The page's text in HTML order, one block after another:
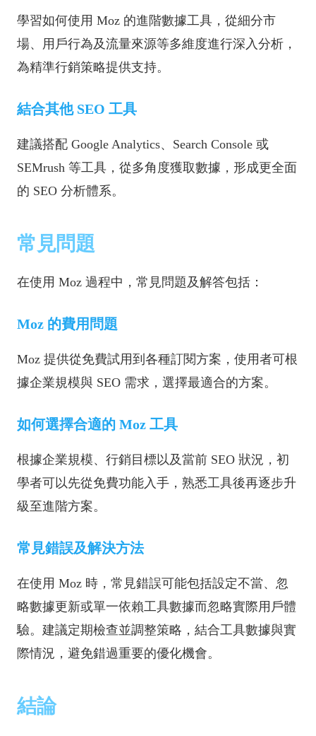
學習如何使用 Moz 的進階數據工具，從細分市
場、用戶行為及流量來源等多維度進行深入分析，
為精準行銷策略提供支持。
結合其他 SEO 工具
建議搭配 Google Analytics、Search Console 或
SEMrush 等工具，從多角度獲取數據，形成更全面
的 SEO 分析體系。
常見問題
在使用 Moz 過程中，常見問題及解答包括：
Moz 的費用問題
Moz 提供從免費試用到各種訂閱方案，使用者可根
據企業規模與 SEO 需求，選擇最適合的方案。
如何選擇合適的 Moz 工具
根據企業規模、行銷目標以及當前 SEO 狀況，初
學者可以先從免費功能入手，熟悉工具後再逐步升
級至進階方案。
常見錯誤及解決方法
在使用 Moz 時，常見錯誤可能包括設定不當、忽
略數據更新或單一依賴工具數據而忽略實際用戶體
驗。建議定期檢查並調整策略，結合工具數據與實
際情況，避免錯過重要的優化機會。
結論